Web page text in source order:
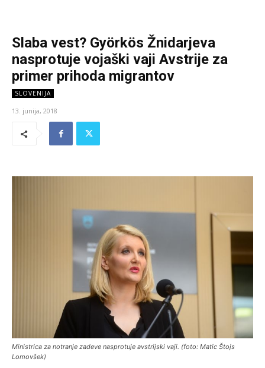
Slaba vest? Györkös Žnidarjeva
nasprotuje vojaški vaji Avstrije za
primer prihoda migrantov
SLOVENIJA
13. junija, 2018
Ministrica za notranje zadeve nasprotuje avstrijski vaji. (foto: Matic Štojs
Lomovšek)